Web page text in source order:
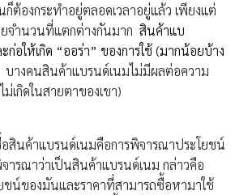
องกระทำอยู่ตลอดเวลาอยู่แล้ว เพียงแต่
ยจำนวนที่แตกต่างกันมาก สินค้าแบ
อให้เกิด “ออร่า” ของการใช้ (มากน้อยบ้าง
บางคนสินค้าแบรนด์เนมไม่มีผลต่อความ
ม่เกิดในสายตาของเขา)
สินค้าแบรนด์เนมคือการพิจารณาประโยชน์
จารณาว่าเป็นสินค้าแบรนด์เนม กล่าวคือ
ชน์ของมันและราคาที่สามารถซื้อหามาใช้